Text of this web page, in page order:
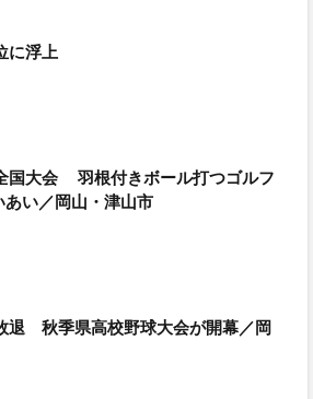
に浮上
国大会 羽根付きボール打つゴルフ
い／岡山・津山市
退 秋季県高校野球大会が開幕／岡